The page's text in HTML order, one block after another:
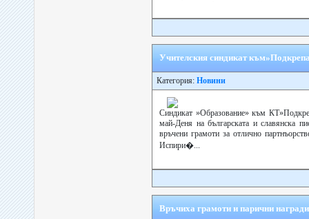
Учителския синдикат
Категория: Новини
Синдикат »Образование» към
май-Деня на българската и славянска
връчени грамоти за отлично
Испири�...
Връчиха грамоти и парични